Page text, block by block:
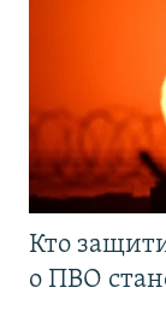
Кто
о ПВО